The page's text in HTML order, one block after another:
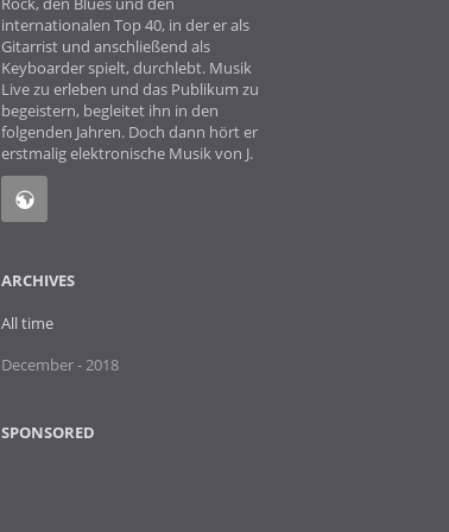
internationalen Top 40, in der er als
Gitarrist und anschließend als
Keyboarder spielt, durchlebt. Musik
Live zu erleben und das Publikum zu
begeistern, begleitet ihn in den
folgenden Jahren. Doch dann hört er
erstmalig elektronische Musik von J.
ARCHIVES
All time
December - 2018
SPONSORED